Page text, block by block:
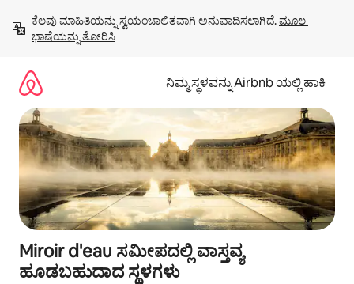
ಹೋಗಿ
ಕೆಲವು ಮಾಹಿತಿಯನ್ನು ಸ್ವಯಂಚಾಲಿತವಾಗಿ ಅನುವಾದಿಸಲಾಗಿದೆ. ಮೂಲ
ಭಾಷೆಯನ್ನು ತೋರಿಸಿ
ನಿಮ್ಮ ಸ್ಥಳವನ್ನು Airbnb ಯಲ್ಲಿ ಹಾಕಿ
Miroir d'eau ಸಮೀಪದಲ್ಲಿ ವಾಸ್ತವ್ಯ
ಹೂಡಬಹುದಾದ ಸ್ಥಳಗಳು